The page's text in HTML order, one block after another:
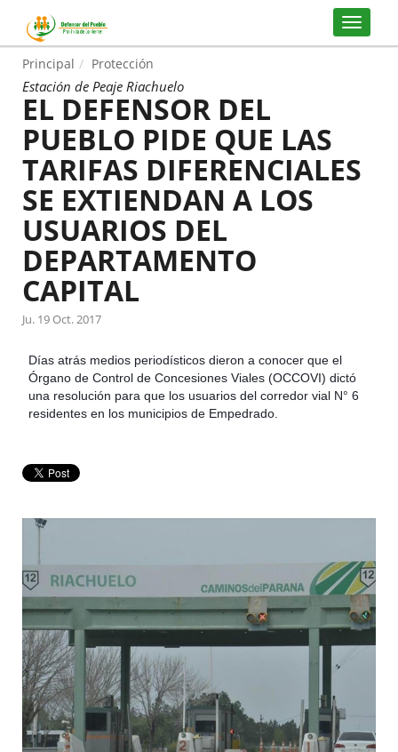
Principal Protección
Estación de Peaje Riachuelo
EL DEFENSOR DEL
PUEBLO PIDE QUE LAS
TARIFAS DIFERENCIALES
SE EXTIENDAN A LOS
USUARIOS DEL
DEPARTAMENTO
CAPITAL
Ju. 19 Oct. 2017
Días atrás medios periodísticos dieron a conocer que el
Órgano de Control de Concesiones Viales (OCCOVI) dictó
una resolución para que los usuarios del corredor vial N° 6
residentes en los municipios de Empedrado.